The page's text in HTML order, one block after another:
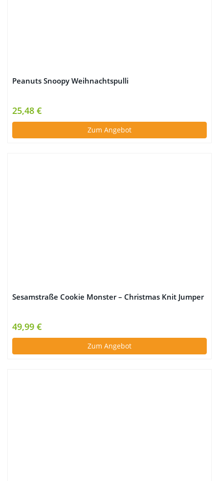
Peanuts Snoopy Weihnachtspulli
25,48 €
Zum Angebot
Sesamstraße Cookie Monster – Christmas Knit Jumper
49,99 €
Zum Angebot